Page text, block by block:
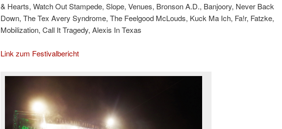
& Hearts, Watch Out Stampede, Slope, Venues, Bronson A.D., Banjoory, Never Back
Down, The Tex Avery Syndrome, The Feelgood McLouds, Kuck Ma Ich, Fa!r, Fatzke,
Mobilization, Call It Tragedy, Alexis In Texas
Link zum Festivalbericht